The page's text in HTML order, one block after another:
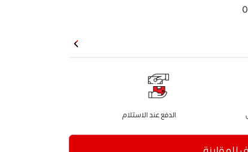
الدفع عند الاستلام